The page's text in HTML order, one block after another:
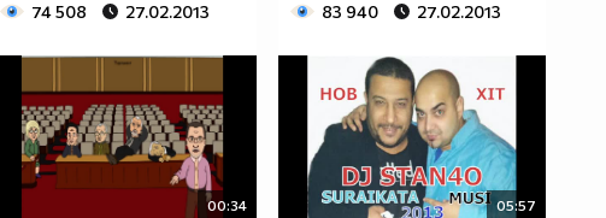
74 508 27.02.2013 83 940 27.02.2013
00:34 05:57